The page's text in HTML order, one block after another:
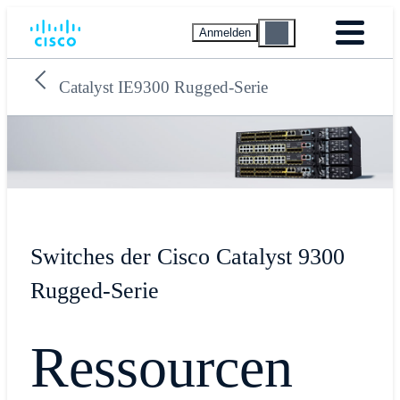
Anmelden
Catalyst IE9300 Rugged-Serie
Switches der Cisco Catalyst 9300
Rugged-Serie
Ressourcen